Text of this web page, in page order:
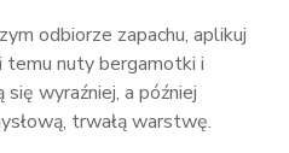
odbiorze zapachu, aplikuj
temu nuty bergamotki i
wyraźniej, a później
trwałą warstwę.